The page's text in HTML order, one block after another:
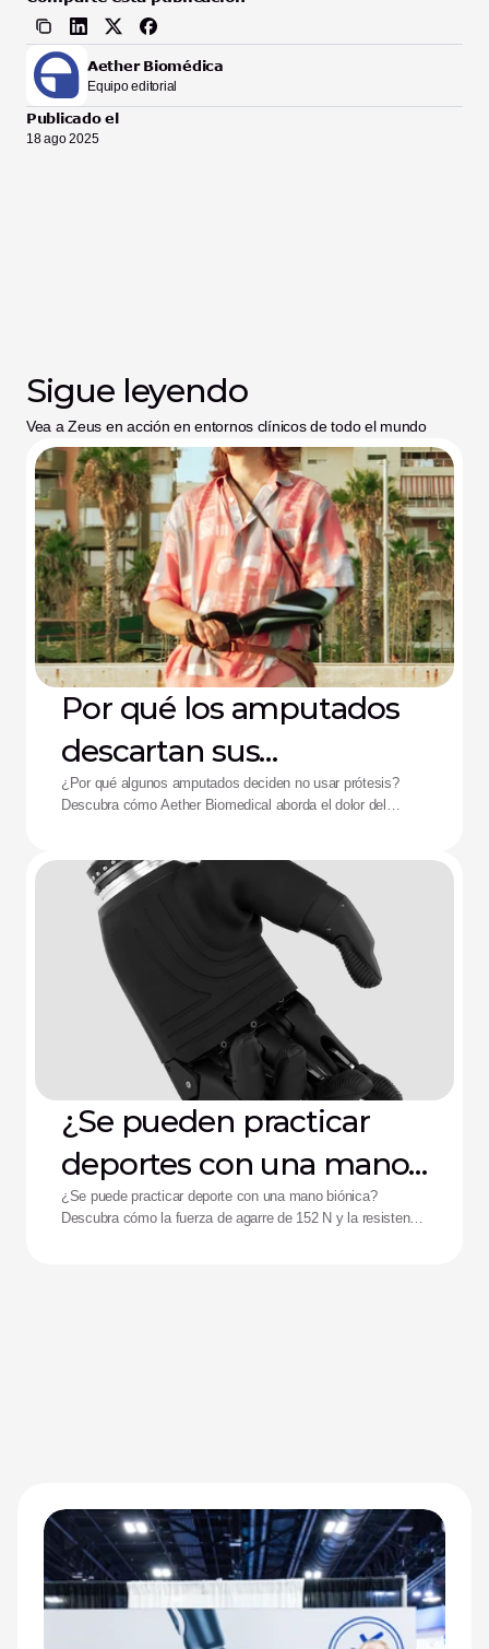
Aether Biomédica
Equipo editorial
Publicado el
18 ago 2025
Sigue leyendo
Vea a Zeus en acción en entornos clínicos de todo el mundo
Por qué los amputados
descartan sus
dispositivos: La solución
¿Por qué algunos amputados deciden no usar prótesis?
Descubra cómo Aether Biomedical aborda el dolor del
¿Se pueden practicar
deportes con una mano
biónica?
¿Se puede practicar deporte con una mano biónica?
Descubra cómo la fuerza de agarre de 152 N y la resistencia